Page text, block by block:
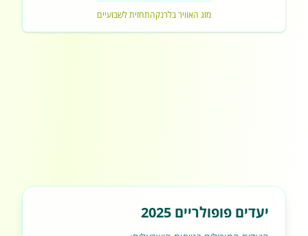
מזג האוויר בלרנקהתחזית לשבועיים
יעדים פופולריים 2025